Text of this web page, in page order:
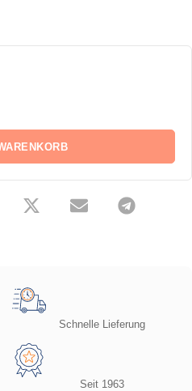
Schnelle Lieferung
Seit 1963